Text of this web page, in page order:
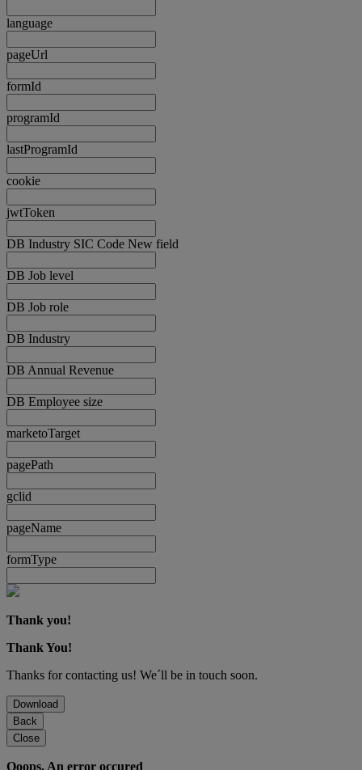
language
pageUrl
formId
programId
lastProgramId
cookie
jwtToken
DB Industry SIC Code New field
DB Job level
DB Job role
DB Industry
DB Annual Revenue
DB Employee size
marketoTarget
pagePath
gclid
pageName
formType
Thank you!
Thank You!
Thanks for contacting us! We´ll be in touch soon.
Download
Back
Close
Ooops. An error occured